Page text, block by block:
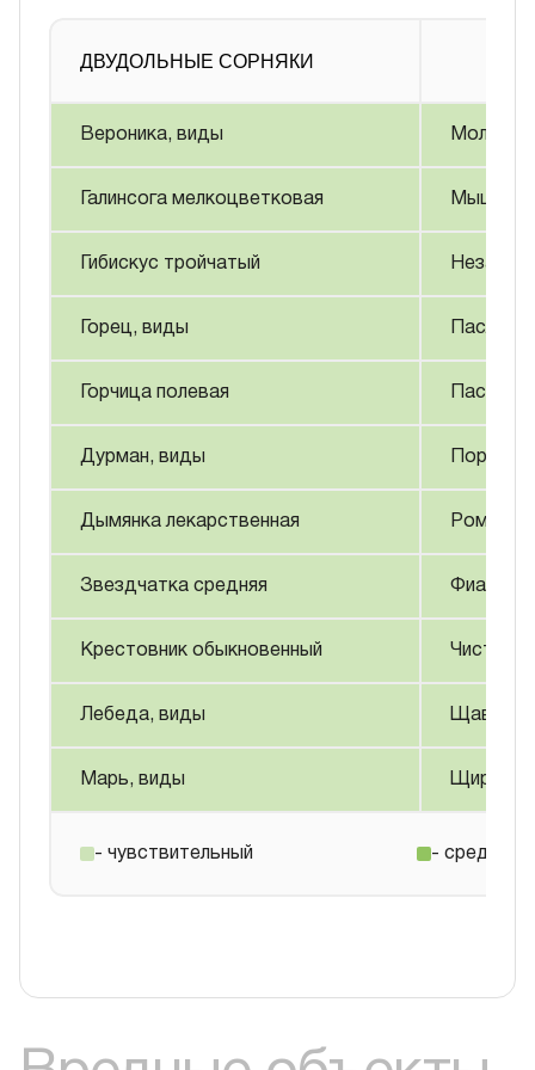
ДВУДОЛЬНЫЕ СОРНЯКИ
Вероника, виды
Галинсога мелкоцветковая
Гибискус тройчатый
Горец, виды Паслен
Горчица полевая
Дурман, виды
Дымянка лекарственная
Звездчатка средняя Фиалка
Крестовник обыкновенный Чистец,
Лебеда, виды Щавель
Марь, виды Щирица
- чувствительный -